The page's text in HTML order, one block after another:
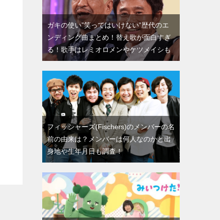
ガキの使い”笑ってはいけない”歴代のエ
ンディング曲まとめ！替え歌が面白すぎ
る！歌手はレミオロメンやケツメイシも
フィッシャーズ(Fischers)のメンバーの名
前の由来は？メンバーは何人なのかと出
身地や生年月日も調査！